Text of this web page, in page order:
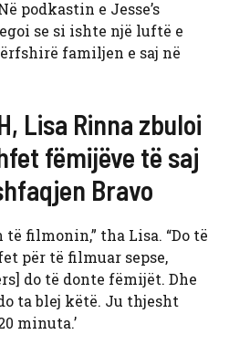
podkastin e Jesse’s
se si ishte një luftë e
familjen e saj në
Lisa Rinna zbuloi
fëmijëve të saj
Bravo
filmonin,” tha Lisa. “Do të
për të filmuar sepse,
do të donte fëmijët. Dhe
ta blej këtë. Ju thjesht
minuta.’